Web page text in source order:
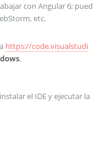
con Angular 6; pued
etc.
https://code.visualstudi
.
el IDE y ejecutar la